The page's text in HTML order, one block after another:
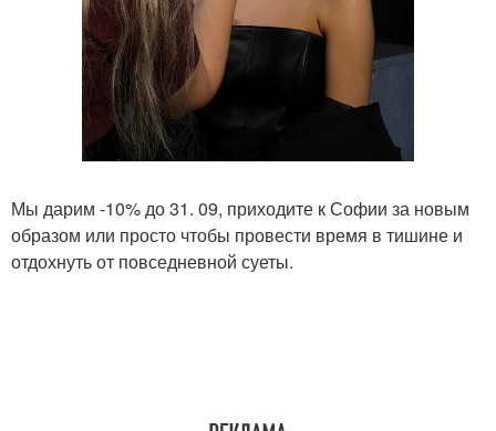
Мы дарим -10% до 31. 09, приходите к Софии за новым
образом или просто чтобы провести время в тишине и
отдохнуть от повседневной суеты.